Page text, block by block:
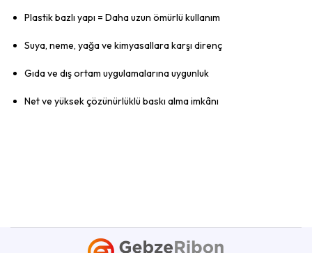
Plastik bazlı yapı = Daha uzun ömürlü kullanım
Suya, neme, yağa ve kimyasallara karşı direnç
Gıda ve dış ortam uygulamalarına uygunluk
Net ve yüksek çözünürlüklü baskı alma imkânı